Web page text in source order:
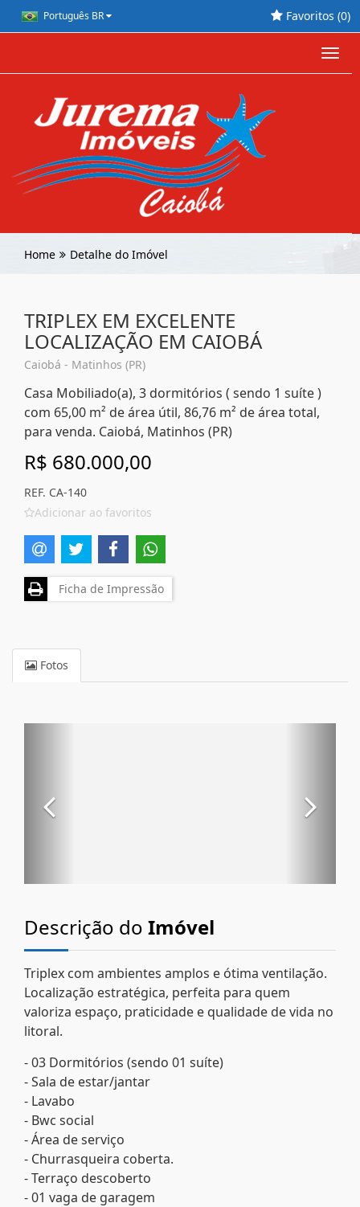
Português BR Favoritos (0)
Home Detalhe do Imóvel
TRIPLEX EM EXCELENTE
LOCALIZAÇÃO EM CAIOBÁ
Caiobá - Matinhos (PR)
Casa Mobiliado(a), 3 dormitórios ( sendo 1 suíte )
com 65,00 m² de área útil, 86,76 m² de área total,
para venda. Caiobá, Matinhos (PR)
R$ 680.000,00
REF. CA-140
Adicionar ao favoritos
Ficha de Impressão
Fotos
Descrição do Imóvel
Triplex com ambientes amplos e ótima ventilação.
Localização estratégica, perfeita para quem
valoriza espaço, praticidade e qualidade de vida no
litoral.
- 03 Dormitórios (sendo 01 suíte)
- Sala de estar/jantar
- Lavabo
- Bwc social
- Área de serviço
- Churrasqueira coberta.
- Terraço descoberto
- 01 vaga de garagem